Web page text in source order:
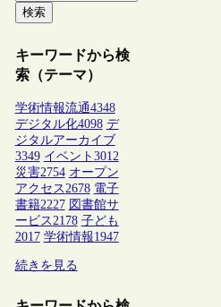
検索
キーワードから検
索（テーマ）
学術情報流通4348
デジタル化4098 デ
ジタルアーカイブ
3349 イベント 3012
災害2754 オープン
アクセス 2678 電子
書籍2227 図書館サ
ービス 2178 子ども
2017 学術情報1947
続きを見る